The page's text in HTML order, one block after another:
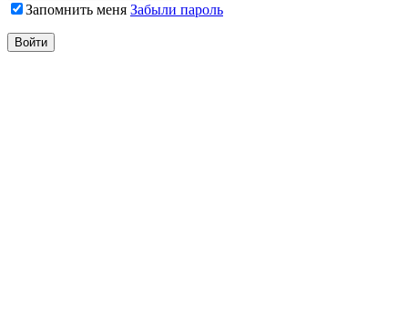
Запомнить меня Забыли пароль